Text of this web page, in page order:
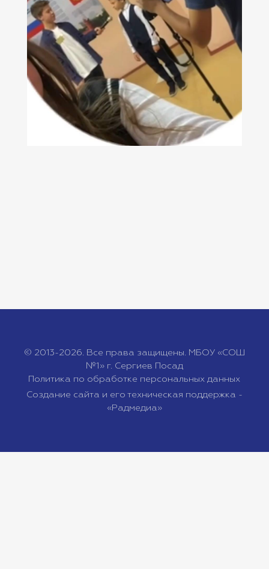
© 2013-2026. Все права защищены. МБОУ «СОШ
№1» г. Сергиев Посад
Политика по обработке персональных данных
Создание сайта и его техническая поддержка -
«Радмедиа»